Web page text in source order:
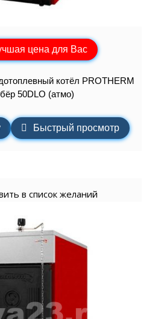
цена для Вас
котёл PROTHERM
50DLO (атмо)
Быстрый просмотр
в список желаний